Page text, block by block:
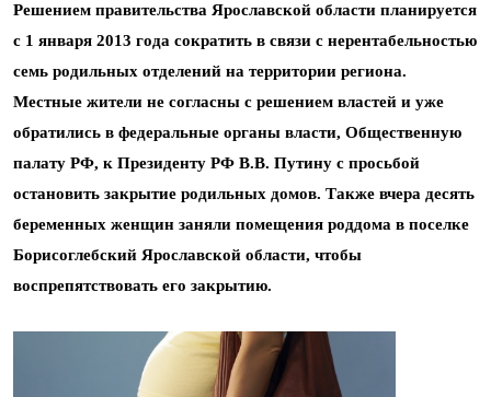
Решением правительства Ярославской области планируется
с 1 января 2013 года сократить в связи с нерентабельностью
семь родильных отделений на территории региона.
Местные жители не согласны с решением властей и уже
обратились в федеральные органы власти, Общественную
палату РФ, к Президенту РФ В.В. Путину с просьбой
остановить закрытие родильных домов. Также вчера десять
беременных женщин заняли помещения роддома в поселке
Борисоглебский Ярославской области, чтобы
воспрепятствовать его закрытию.